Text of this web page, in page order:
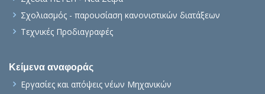
Σχολιασμός - παρουσίαση κανονιστικών διατάξεων
Τεχνικές Προδιαγραφές
Κείμενα αναφοράς
Εργασίες και απόψεις νέων Μηχανικών